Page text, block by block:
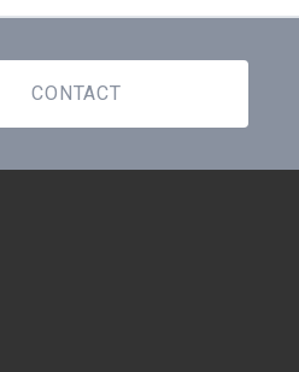
CONTACT